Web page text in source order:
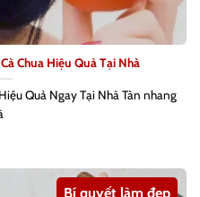
Chua Hiệu Quả Tại Nhà
Quả Ngay Tại Nhà Tàn nhang
Bí quyết làm đẹp